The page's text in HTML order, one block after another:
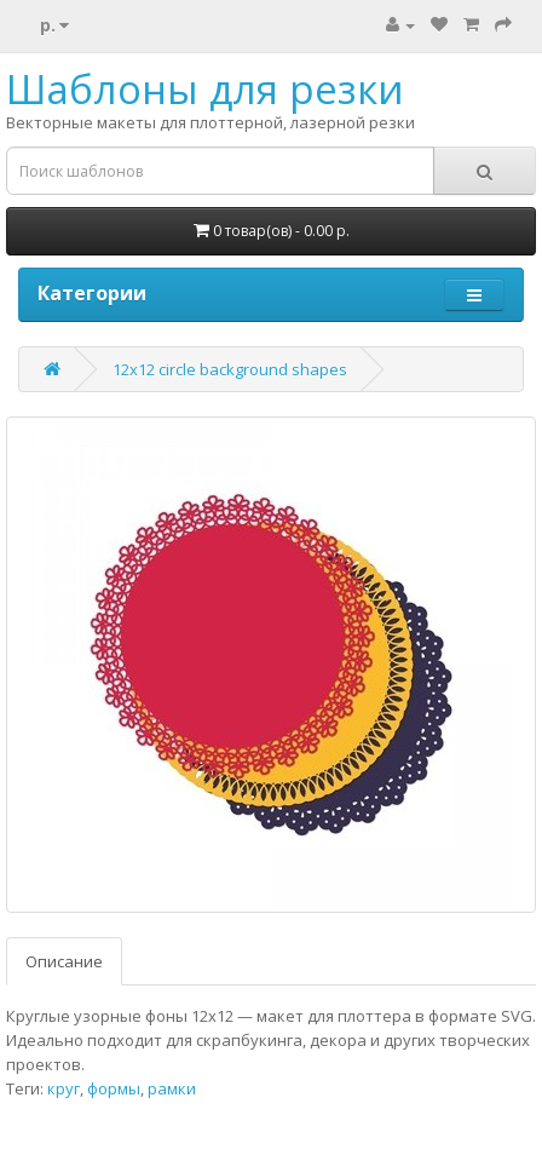
р.
Шаблоны для резки
Векторные макеты для плоттерной, лазерной резки
0 товар(ов) - 0.00 р.
Категории
12x12 circle background shapes
Описание
Круглые узорные фоны 12x12 — макет для плоттера в формате SVG.
Идеально подходит для скрапбукинга, декора и других творческих
проектов.
Теги: круг,формы,рамки